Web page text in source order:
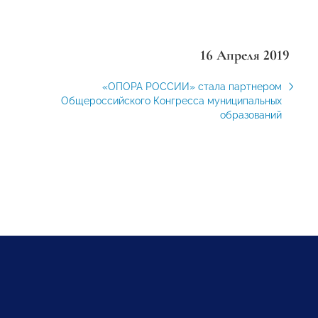
16 Апреля 2019
«ОПОРА РОССИИ» стала партнером
Общероссийского Конгресса муниципальных
образований